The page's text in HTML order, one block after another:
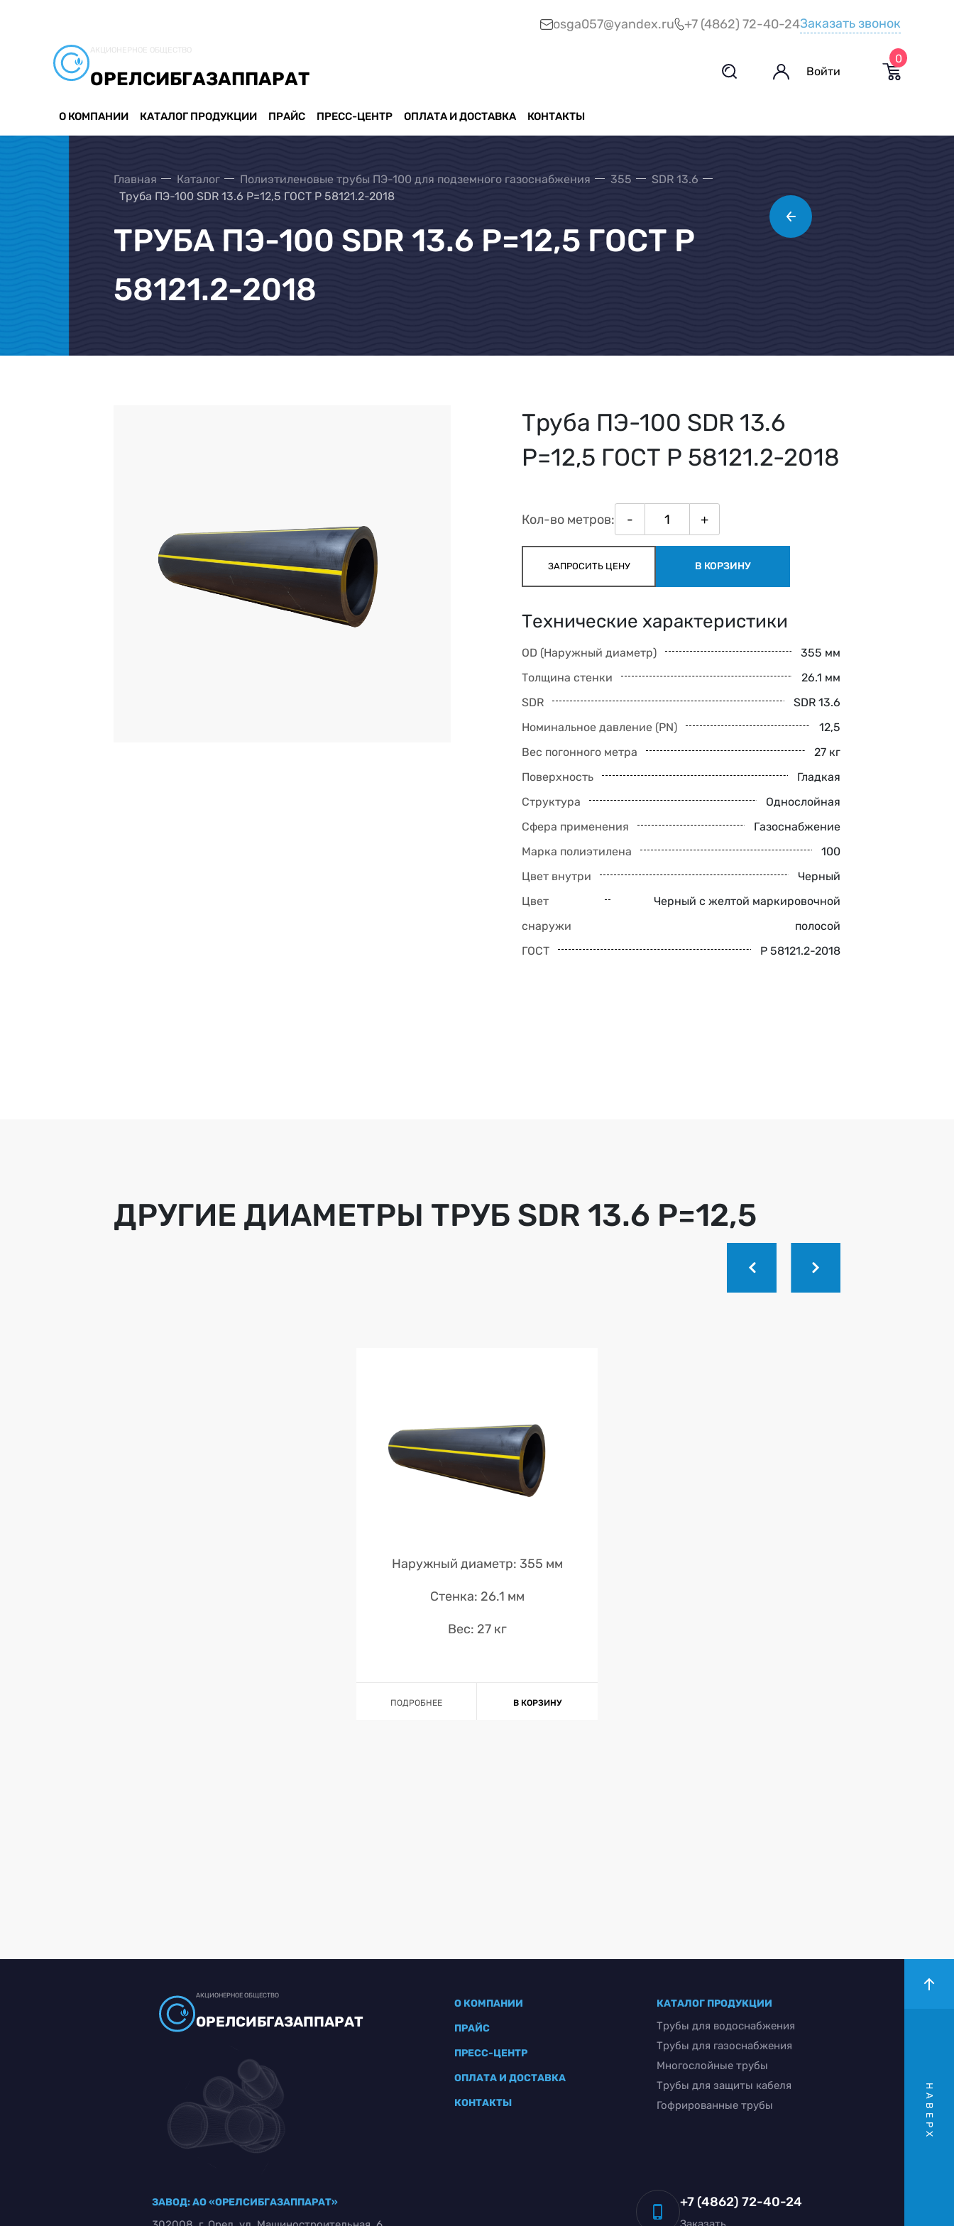
osga057@yandex.ru +7 (4862) 72-40-24Заказать звонок
АКЦИОНЕРНОЕ ОБЩЕСТВО
ОРЕЛСИБГАЗАППАРАТ
О КОМПАНИИ КАТАЛОГ ПРОДУКЦИИ ПРАЙС ПРЕСС-ЦЕНТР ОПЛАТА И ДОСТАВКА КОНТАКТЫ
Войти
0
Главная Каталог Полиэтиленовые трубы ПЭ-100 для подземного газоснабжения 355
SDR 13.6
Труба ПЭ-100 SDR 13.6 Р=12,5 ГОСТ Р 58121.2-2018
ТРУБА ПЭ-100 SDR 13.6 Р=12,5 ГОСТ Р
58121.2-2018
Труба ПЭ-100 SDR 13.6
Р=12,5 ГОСТ Р 58121.2-2018
Кол-во метров: - +
ЗАПРОСИТЬ ЦЕНУ В КОРЗИНУ
Технические характеристики
OD (Наружный диаметр)
355 мм
Толщина стенки
26.1 мм
SDR
SDR 13.6
Номинальное давление (PN)
12,5
Вес погонного метра
27 кг
Поверхность
Гладкая
Структура
Однослойная
Сфера применения
Газоснабжение
Марка полиэтилена
100
Цвет внутри
Черный
Цвет
снаружи
Черный с желтой маркировочной
полосой
ГОСТ
Р 58121.2-2018
ДРУГИЕ ДИАМЕТРЫ ТРУБ SDR 13.6 Р=12,5
Наружный диаметр: 355 мм
Стенка: 26.1 мм
Вес: 27 кг
ПОДРОБНЕЕ В КОРЗИНУ
НАВЕРХ
АКЦИОНЕРНОЕ ОБЩЕСТВО
ОРЕЛСИБГАЗАППАРАТ
О КОМПАНИИ
ПРАЙС
ПРЕСС-ЦЕНТР
ОПЛАТА И ДОСТАВКА
КОНТАКТЫ
КАТАЛОГ ПРОДУКЦИИ
Трубы для водоснабжения
Трубы для газоснабжения
Многослойные трубы
Трубы для защиты кабеля
Гофрированные трубы
ЗАВОД: АО «ОРЕЛСИБГАЗАППАРАТ» +7 (4862) 72-40-24